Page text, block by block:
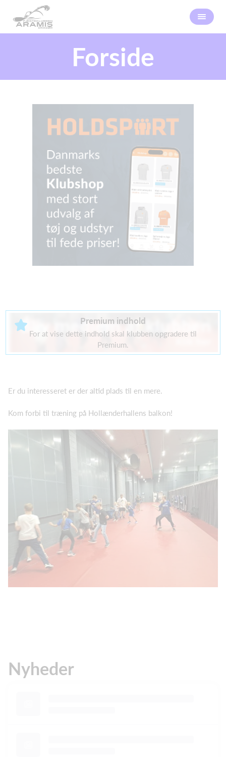
Forside
Premium indhold
For at vise dette indhold skal klubben opgradere til
Premium.
Er du interesseret er der altid plads til en mere.
Kom forbi til træning på Hollænderhallens balkon!
Nyheder